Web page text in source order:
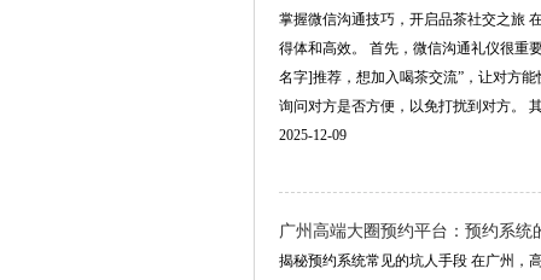
掌握微信沟通技巧，开启品茶社交之旅
得体和高效。 首先，微信沟通礼仪很重
名字]推荐，想加入喝茶交流”，让对方
询问对方是否方便，以免打扰到对方。
2025-12-09
广州高端大圈预约平台：预约系统
揭秘预约系统常见的坑人手段 在广州，